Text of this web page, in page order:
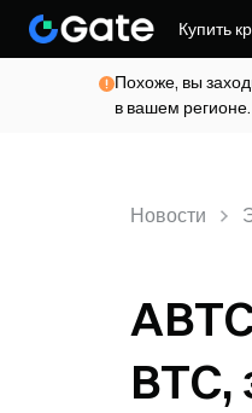
Купить
Похоже, вы
в вашем регионе.
Новости